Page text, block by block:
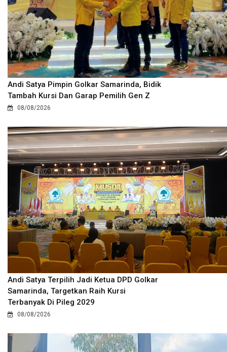
Andi Satya Pimpin Golkar Samarinda, Bidik
Tambah Kursi Dan Garap Pemilih Gen Z
08/08/2026
Andi Satya Terpilih Jadi Ketua DPD Golkar
Samarinda, Targetkan Raih Kursi
Terbanyak Di Pileg 2029
08/08/2026